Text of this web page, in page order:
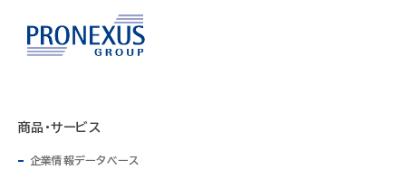
商品・サービス
企業情報データベース